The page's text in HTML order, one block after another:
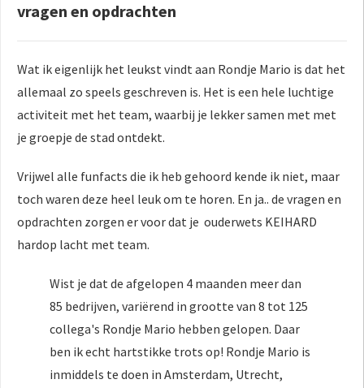
vragen en opdrachten
Wat ik eigenlijk het leukst vindt aan Rondje Mario is dat het
allemaal zo speels geschreven is. Het is een hele luchtige
activiteit met het team, waarbij je lekker samen met met
je groepje de stad ontdekt.
Vrijwel alle funfacts die ik heb gehoord kende ik niet, maar
toch waren deze heel leuk om te horen. En ja.. de vragen en
opdrachten zorgen er voor dat je ouderwets KEIHARD
hardop lacht met team.
Wist je dat de afgelopen 4 maanden meer dan
85 bedrijven, variërend in grootte van 8 tot 125
collega's Rondje Mario hebben gelopen. Daar
ben ik echt hartstikke trots op! Rondje Mario is
inmiddels te doen in Amsterdam, Utrecht,